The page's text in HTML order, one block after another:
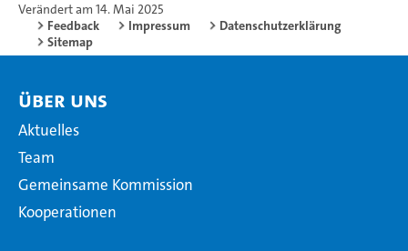
Verändert am 14. Mai 2025
Feedback
Impressum
Datenschutzerklärung
Sitemap
Über uns
Aktuelles
Team
Gemeinsame Kommission
Kooperationen